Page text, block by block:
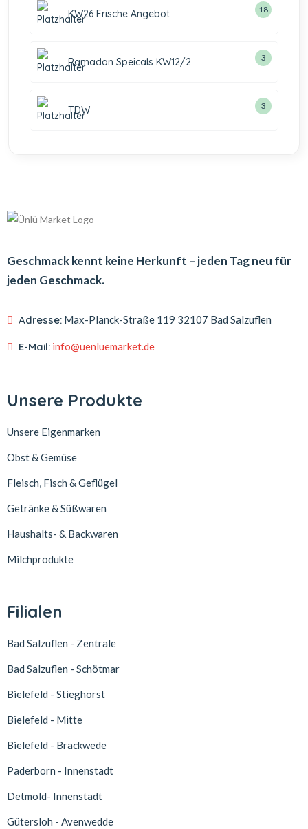
KW26 Frische Angebot 18
Ramadan Speicals KW12/2 3
TDW 3
Geschmack kennt keine Herkunft – jeden Tag neu für
jeden Geschmack.
Adresse: Max-Planck-Straße 119 32107 Bad Salzuflen
E-Mail: info@uenluemarket.de
Unsere Produkte
Unsere Eigenmarken
Obst & Gemüse
Fleisch, Fisch & Geflügel
Getränke & Süßwaren
Haushalts- & Backwaren
Milchprodukte
Filialen
Bad Salzuflen - Zentrale
Bad Salzuflen - Schötmar
Bielefeld - Stieghorst
Bielefeld - Mitte
Bielefeld - Brackwede
Paderborn - Innenstadt
Detmold- Innenstadt
Gütersloh - Avenwedde